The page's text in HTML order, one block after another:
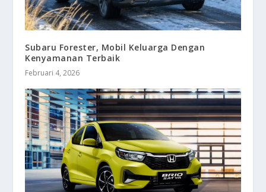
Subaru Forester, Mobil Keluarga Dengan
Kenyamanan Terbaik
Februari 4, 2026